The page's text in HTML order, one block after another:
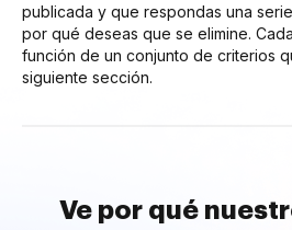
publicada y que respondas una
por qué deseas que se elimine.
función de un conjunto de criterios
siguiente sección.
Ve por qué